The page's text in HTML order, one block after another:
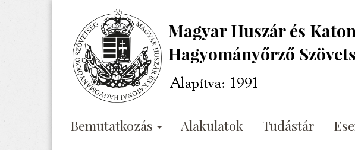
Bemutatkozás Alakulatok Tudástár